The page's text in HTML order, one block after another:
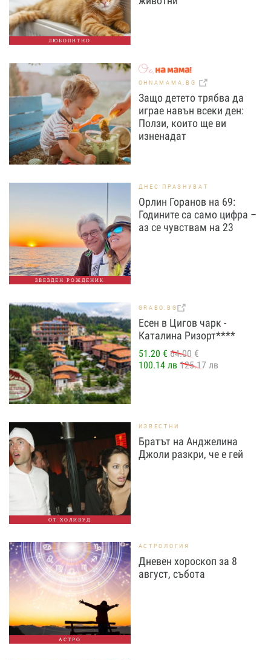
ЛЮБОПИТНО
OHNAMAMA.BG
Защо детето трябва да
играе навън всеки ден:
Ползи, които ще ви
изненадат
ЗВЕЗДЕН РОЖДЕНИК
ДНЕС ПРАЗНУВАТ
Орлин Горанов на 69:
Годините са само цифра –
аз се чувствам на 23
GRABO.BG
Есен в Цигов чарк -
Каталина Ризорт****
51.20 € 64.00 €
100.14 лв 125.17 лв
ОТ ХОЛИВУД
ИЗВЕСТНИ
Братът на Анджелина
Джоли разкри, че е гей
АСТРО
АСТРОЛОГИЯ
Дневен хороскоп за 8
август, събота